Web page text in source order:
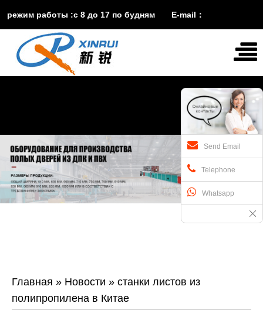
режим работы :с 8 до 17 по будням E-mail：
vira@xinruisuji.comWhatsApp： 
Главная » Новости » станки листов из
полипропилена в Китае
Send Email
Telephone
Whatsapp